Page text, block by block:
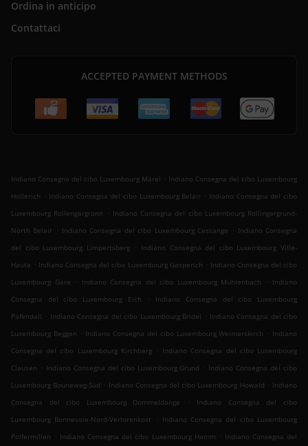
Ordina in anticipo
Contattaci
ACCEPTED PAYMENT METHODS
Indiano Consegna del cibo Luxembourg Märel . Indiano Consegna del cibo Luxembourg
Hollerich . Indiano Consegna del cibo Luxembourg Belair . Indiano Consegna del cibo
Luxembourg Rollengergronn
. Indiano Consegna del cibo Luxembourg Rollingergrund-
North Belair . Indiano Consegna del cibo Luxembourg Cessange . Indiano Consegna
del cibo Luxembourg Limpertsberg . Indiano Consegna del cibo Luxembourg Ville-
Haute . Indiano Consegna del cibo Luxembourg Gasperich . Indiano Consegna del cibo
Luxembourg Gare
. Indiano Consegna del cibo Luxembourg Muhlenbach . Indiano
Consegna del cibo Luxembourg Eich
.
Indiano Consegna del cibo Luxembourg
Pafendall . Indiano Consegna del cibo Luxembourg Bridel . Indiano Consegna del cibo
Luxembourg Beggen . Indiano Consegna del cibo Luxembourg Weimerskirch . Indiano
Consegna del cibo Luxembourg Kirchberg . Indiano Consegna del cibo Luxembourg
Clausen . Indiano Consegna del cibo Luxembourg Grund . Indiano Consegna del cibo
Luxembourg Bouneweg-Süd . Indiano Consegna del cibo Luxembourg Howald . Indiano
Consegna del cibo Luxembourg Dommeldange
.
Indiano Consegna del cibo
Luxembourg Bonnevoie-Nord-Verlorenkost
. Indiano Consegna del cibo Luxembourg
Polfermillen . Indiano Consegna del cibo Luxembourg Hamm . Indiano Consegna del